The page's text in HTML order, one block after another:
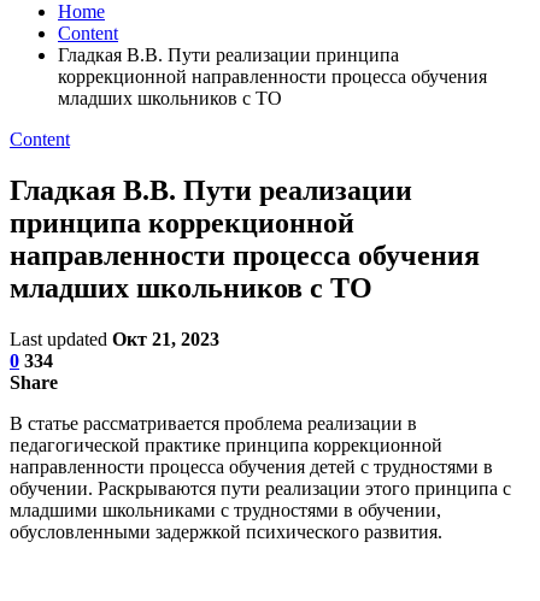
Home
Content
Гладкая В.В. Пути реализации принципа
коррекционной направленности процесса обучения
младших школьников с ТО
Content
Гладкая В.В. Пути реализации
принципа коррекционной
направленности процесса обучения
младших школьников с ТО
Last updated Окт 21, 2023
0 334
Share
В статье рассматривается проблема реализации в
педагогической практике принципа коррекционной
направленности процесса обучения детей с трудностями в
обучении. Раскрываются пути реализации этого принципа с
младшими школьниками с трудностями в обучении,
обусловленными задержкой психического развития.